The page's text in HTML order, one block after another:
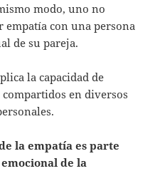
modo, uno no
empatía con una persona
de su pareja.
la capacidad de
en diversos
la empatía es parte
de la